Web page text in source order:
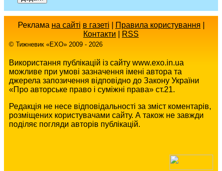
Реклама на сайті в газеті Правила користування
Контакти
RSS
© Тижневик «EХO» 2009 - 2026
Використання публікацій із сайту www.exo.in.ua
можливе при умові зазначення імені автора та
джерела запозичення відповідно до Закону України
«Про авторське право і суміжні права» ст.21.
Редакція не несе відповідальності за зміст коментарів,
розміщених користувачами сайту. А також не завжди
поділяє погляди авторів публікацій.